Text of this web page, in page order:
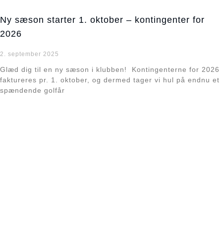
Ny sæson starter 1. oktober – kontingenter for
2026
2. september 2025
Glæd dig til en ny sæson i klubben! Kontingenterne for 2026
faktureres pr. 1. oktober, og dermed tager vi hul på endnu et
spændende golfår